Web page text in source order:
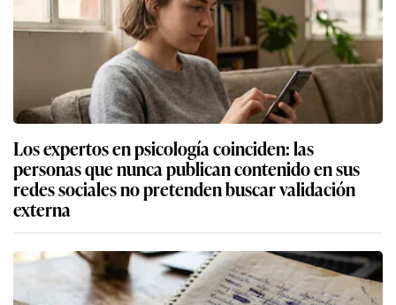
Los expertos en psicología coinciden: las
personas que nunca publican contenido en sus
redes sociales no pretenden buscar validación
externa